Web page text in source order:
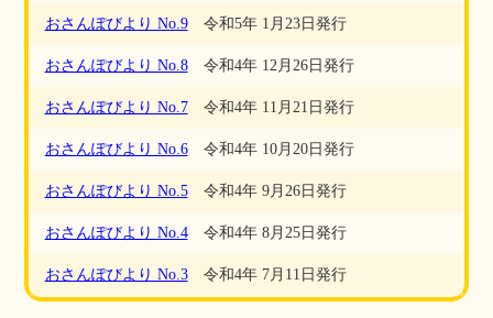
おさんぽびより No.9 令和5年 1月23日発行
おさんぽびより No.8 令和4年 12月26日発行
おさんぽびより No.7 令和4年 11月21日発行
おさんぽびより No.6 令和4年 10月20日発行
おさんぽびより No.5 令和4年 9月26日発行
おさんぽびより No.4 令和4年 8月25日発行
おさんぽびより No.3 令和4年 7月11日発行